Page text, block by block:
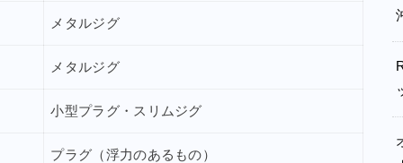
メタルジグ
メタルジグ
小型プラグ・スリムジグ
プラグ（浮力のあるもの）